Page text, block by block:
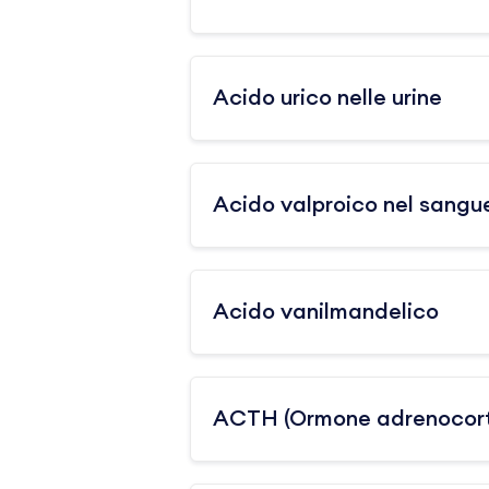
Acido urico nelle urine
Acido valproico nel
Acido vanilmandelico
ACTH (Ormone